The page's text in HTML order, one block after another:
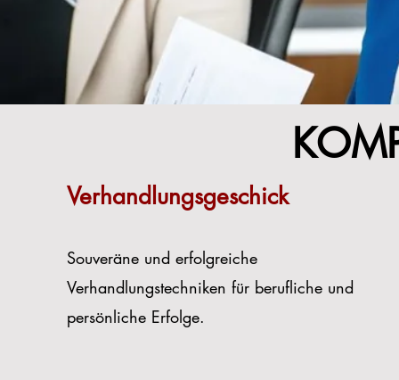
Verhandlungsgeschick
Souveräne und erfolgreiche
Verhandlungstechniken für berufliche und
persönliche Erfolge.